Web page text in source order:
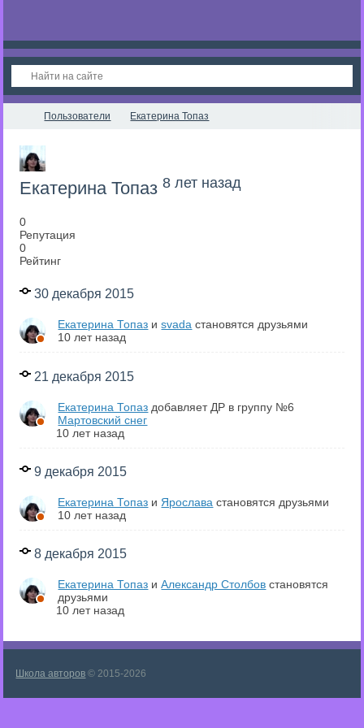
Пользователи Екатерина Топаз
Екатерина Топаз8 лет назад
0
Репутация
0
Рейтинг
30 декабря 2015
Екатерина Топаз иsvada становятся друзьями
10 лет назад
21 декабря 2015
Екатерина Топаз добавляет ДР в группу №6
Мартовский снег
10 лет назад
9 декабря 2015
Екатерина Топаз и Ярослава становятся друзьями
10 лет назад
8 декабря 2015
Екатерина Топаз иАлександр Столбов становятся
друзьями
10 лет назад
Школа авторов © 2015-2026